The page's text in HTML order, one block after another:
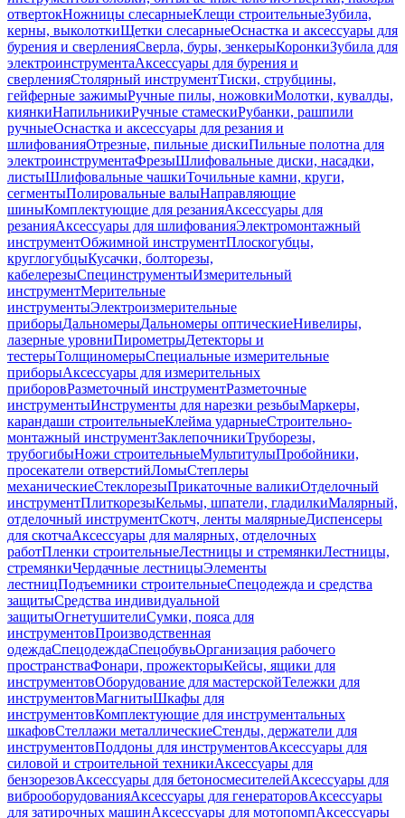
отвертокНожницы слесарныеКлещи строительныеЗубила,
керны, выколоткиЩетки слесарныеОснастка и аксессуары для
бурения и сверленияСверла, буры, зенкерыКоронкиЗубила для
электроинструментаАксессуары для бурения и
сверленияСтолярный инструментТиски, струбцины,
гейферные зажимыРучные пилы, ножовкиМолотки, кувалды,
киянкиНапильникиРучные стамескиРубанки, рашпили
ручныеОснастка и аксессуары для резания и
шлифованияОтрезные, пильные дискиПильные полотна для
электроинструментаФрезыШлифовальные диски, насадки,
листыШлифовальные чашкиТочильные камни, круги,
сегментыПолировальные валыНаправляющие
шиныКомплектующие для резанияАксессуары для
резанияАксессуары для шлифованияЭлектромонтажный
инструментОбжимной инструментПлоскогубцы,
круглогубцыКусачки, болторезы,
кабелерезыСпецинструментыИзмерительный
инструментМерительные
инструментыЭлектроизмерительные
приборыДальномерыДальномеры оптическиеНивелиры,
лазерные уровниПирометрыДетекторы и
тестерыТолщиномерыСпециальные измерительные
приборыАксессуары для измерительных
приборовРазметочный инструментРазметочные
инструментыИнструменты для нарезки резьбыМаркеры,
карандаши строительныеКлейма ударныеСтроительно-
монтажный инструментЗаклепочникиТруборезы,
трубогибыНожи строительныеМультитулыПробойники,
просекатели отверстийЛомыСтеплеры
механическиеСтеклорезыПрикаточные валикиОтделочный
инструментПлиткорезыКельмы, шпатели, гладилкиМалярный,
отделочный инструментСкотч, ленты малярныеДиспенсеры
для скотчаАксессуары для малярных, отделочных
работПленки строительныеЛестницы и стремянкиЛестницы,
стремянкиЧердачные лестницыЭлементы
лестницПодъемники строительныеСпецодежда и средства
защитыСредства индивидуальной
защитыОгнетушителиСумки, пояса для
инструментовПроизводственная
одеждаСпецодеждаСпецобувьОрганизация рабочего
пространстваФонари, прожекторыКейсы, ящики для
инструментовОборудование для мастерскойТележки для
инструментовМагнитыШкафы для
инструментовКомплектующие для инструментальных
шкафовСтеллажи металлическиеСтенды, держатели для
инструментовПоддоны для инструментовАксессуары для
силовой и строительной техникиАксессуары для
бензорезовАксессуары для бетоносмесителейАксессуары для
виброоборудованияАксессуары для генераторовАксессуары
для затирочных машинАксессуары для мотопомпАксессуары